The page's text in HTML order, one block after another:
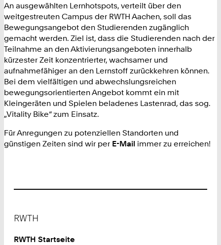
An ausgewählten Lernhotspots, verteilt über den
weitgestreuten Campus der RWTH Aachen, soll das
Bewegungsangebot den Studierenden zugänglich
gemacht werden. Ziel ist, dass die Studierenden nach der
Teilnahme an den Aktivierungsangeboten innerhalb
kürzester Zeit konzentrierter, wachsamer und
aufnahmefähiger an den Lernstoff zurückkehren können.
Bei dem vielfältigen und abwechslungsreichen
bewegungsorientierten Angebot kommt ein mit
Kleingeräten und Spielen beladenes Lastenrad, das sog.
„Vitality Bike“ zum Einsatz.
Für Anregungen zu potenziellen Standorten und
günstigen Zeiten sind wir per E-Mail immer zu erreichen!
RWTH
RWTH Startseite